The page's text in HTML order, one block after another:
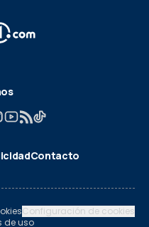
Contacto
Configuración de cookies
de uso